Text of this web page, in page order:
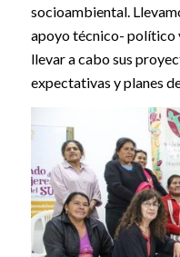
socioambiental.
apoyo técnico- político
llevar a cabo sus
expectativas y planes